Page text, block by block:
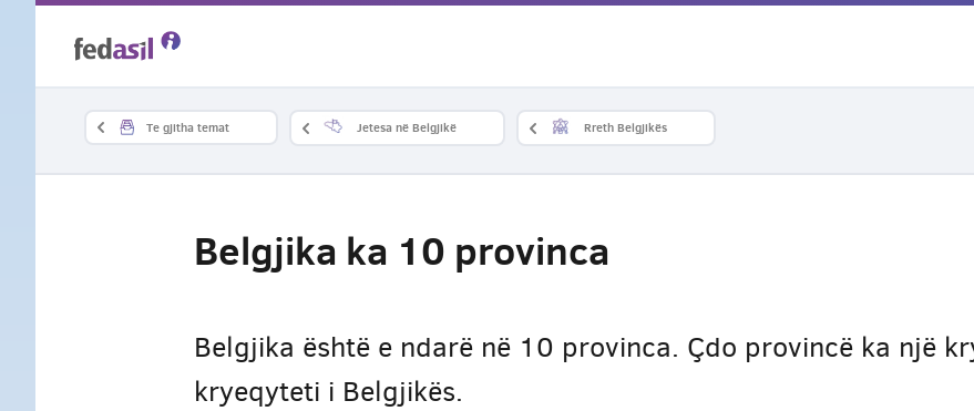
Te gjitha temat Jetesa në Belgjikë Rreth Belgjikës
Belgjika ka 10 provinca
Belgjika është e ndarë në 10 provinca. Çdo provincë ka një
kryeqyteti i Belgjikës.